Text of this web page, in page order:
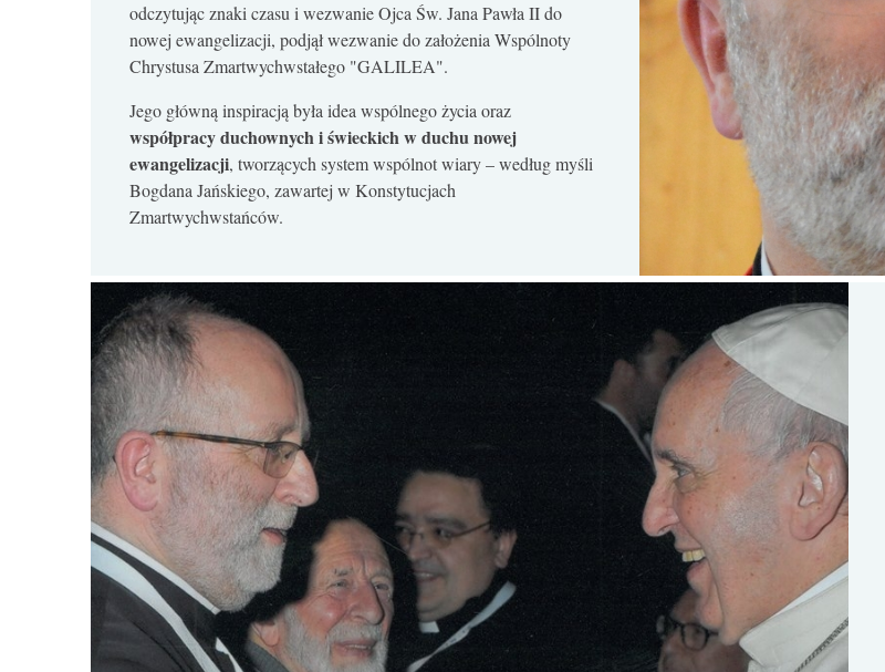
odczytując znaki czasu i wezwanie Ojca Św. Jana Pawła II do
nowej ewangelizacji, podjął wezwanie do założenia Wspólnoty
Chrystusa Zmartwychwstałego "GALILEA".
Jego główną inspiracją była idea wspólnego życia oraz
współpracy duchownych i świeckich w duchu nowej
ewangelizacji, tworzących system wspólnot wiary – według myśli
Bogdana Jańskiego, zawartej w Konstytucjach
Zmartwychwstańców.